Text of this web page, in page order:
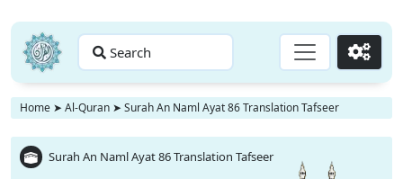
Search Go
Home ➤ Al-Quran ➤ Surah An Naml Ayat 86 Translation Tafseer
Surah An Naml Ayat 86 Translation Tafseer